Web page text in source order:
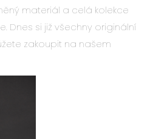
materiál a celá kolekce
Dnes si již všechny originální
zakoupit na našem